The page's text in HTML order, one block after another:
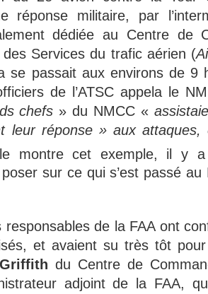
réponse militaire, par
dédiée au Centre de
des Services du trafic aérien (
se passait aux environs de 9
de l’ATSC appela le
chefs » du NMCC «
leur réponse » aux attaques,
montre cet exemple, il y
sur ce qui s’est passé au
responsables de la FAA ont
et avaient su très tôt
du Centre de
adjoint de la FAA,